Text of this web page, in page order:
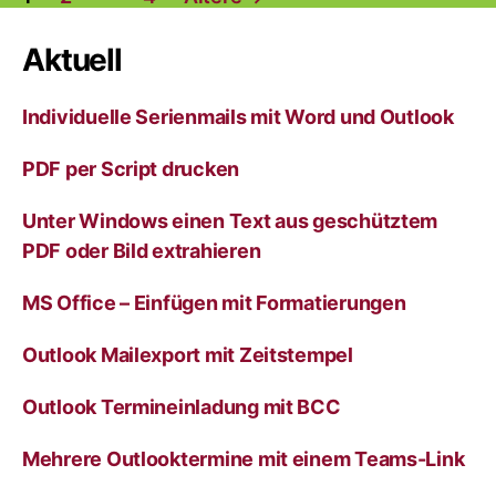
Beiträge
Aktuell
Individuelle Serienmails mit Word und Outlook
PDF per Script drucken
Unter Windows einen Text aus geschütztem
PDF oder Bild extrahieren
MS Office – Einfügen mit Formatierungen
Outlook Mailexport mit Zeitstempel
Outlook Termineinladung mit BCC
Mehrere Outlooktermine mit einem Teams-Link